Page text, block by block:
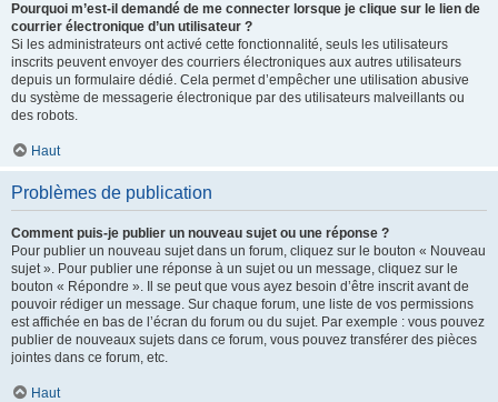
Pourquoi m’est-il demandé de me connecter lorsque je clique sur le lien de
courrier électronique d’un utilisateur ?
Si les administrateurs ont activé cette fonctionnalité, seuls les utilisateurs
inscrits peuvent envoyer des courriers électroniques aux autres utilisateurs
depuis un formulaire dédié. Cela permet d’empêcher une utilisation abusive
du système de messagerie électronique par des utilisateurs malveillants ou
des robots.
Haut
Problèmes de publication
Comment puis-je publier un nouveau sujet ou une réponse ?
Pour publier un nouveau sujet dans un forum, cliquez sur le bouton « Nouveau
sujet ». Pour publier une réponse à un sujet ou un message, cliquez sur le
bouton « Répondre ». Il se peut que vous ayez besoin d’être inscrit avant de
pouvoir rédiger un message. Sur chaque forum, une liste de vos permissions
est affichée en bas de l’écran du forum ou du sujet. Par exemple : vous pouvez
publier de nouveaux sujets dans ce forum, vous pouvez transférer des pièces
jointes dans ce forum, etc.
Haut